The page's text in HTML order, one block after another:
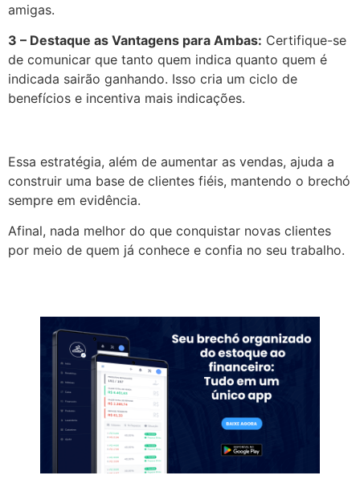
amigas.
3 – Destaque as Vantagens para Ambas: Certifique-se
de comunicar que tanto quem indica quanto quem é
indicada sairão ganhando. Isso cria um ciclo de
benefícios e incentiva mais indicações.
Essa estratégia, além de aumentar as vendas, ajuda a
construir uma base de clientes fiéis, mantendo o brechó
sempre em evidência.
Afinal, nada melhor do que conquistar novas clientes
por meio de quem já conhece e confia no seu trabalho.